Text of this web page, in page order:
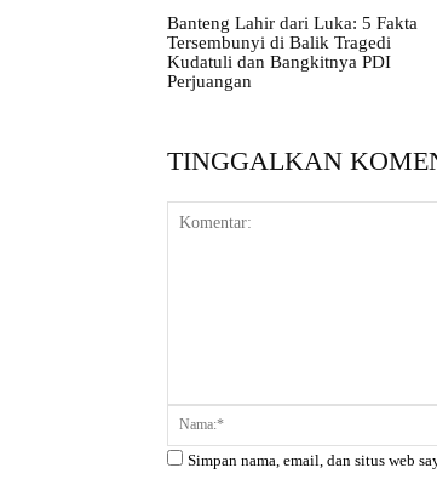
Banteng Lahir dari Luka: 5 Fakta
Tersembunyi di Balik Tragedi
Kudatuli dan Bangkitnya PDI
Perjuangan
TINGGALKAN
Komentar:
Simpan nama, email, dan situs web